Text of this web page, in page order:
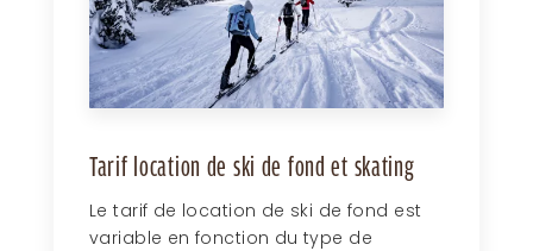
Tarif location de ski de fond et skating
Le tarif de location de ski de fond est
variable en fonction du type de